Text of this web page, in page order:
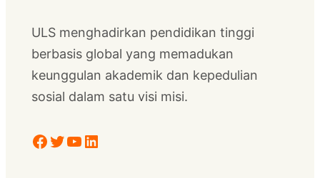
ULS menghadirkan pendidikan tinggi
berbasis global yang memadukan
keunggulan akademik dan kepedulian
sosial dalam satu visi misi.
Facebook Twitter YouTube LinkedIn